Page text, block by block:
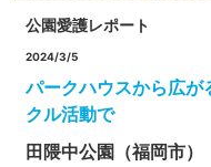
公園愛護レポート
2024/3/5
パークハウスから広が
クル活動で
田隈中公園（福岡市）